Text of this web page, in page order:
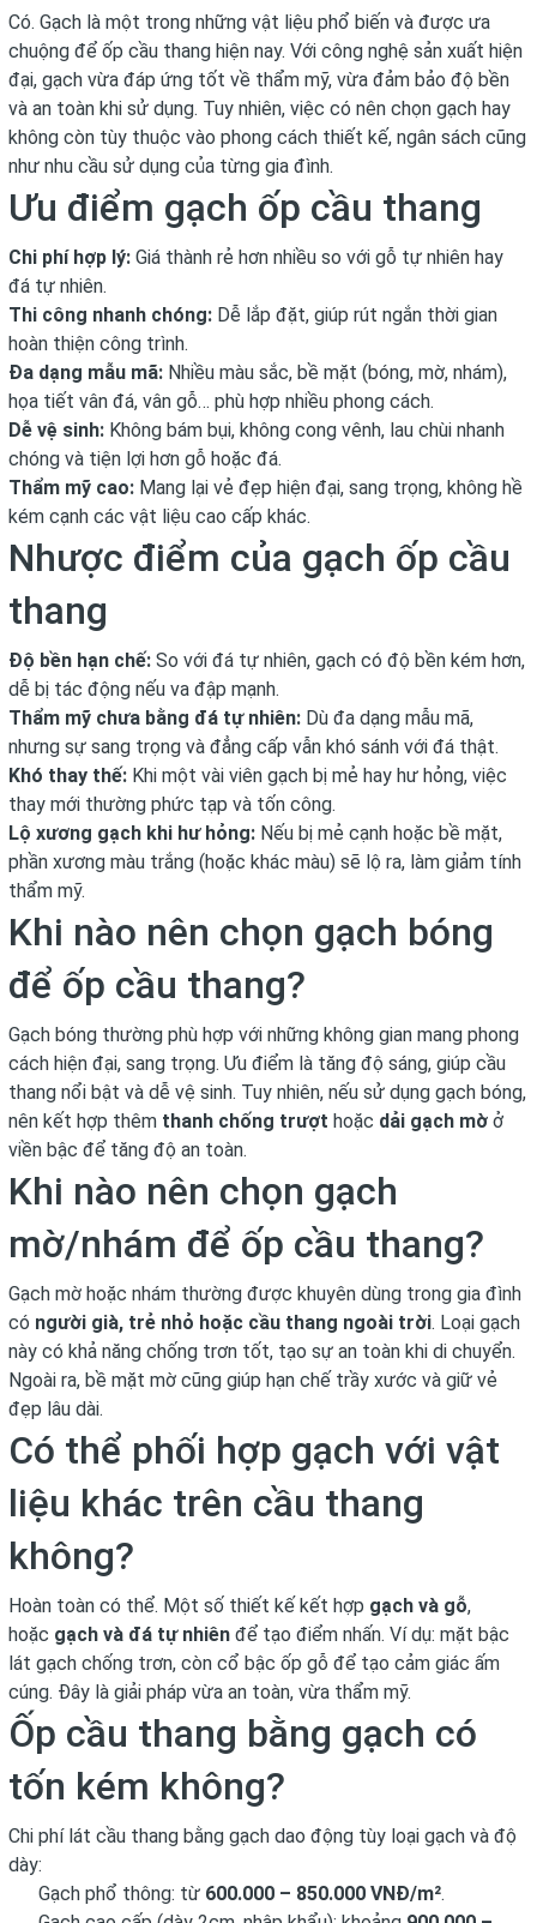
Có. Gạch là một trong những vật liệu phổ biến và được ưa
chuộng để ốp cầu thang hiện nay. Với công nghệ sản xuất hiện
đại, gạch vừa đáp ứng tốt về thẩm mỹ, vừa đảm bảo độ bền
và an toàn khi sử dụng. Tuy nhiên, việc có nên chọn gạch hay
không còn tùy thuộc vào phong cách thiết kế, ngân sách cũng
như nhu cầu sử dụng của từng gia đình.
Ưu điểm gạch ốp cầu thang
Chi phí hợp lý: Giá thành rẻ hơn nhiều so với gỗ tự nhiên hay
đá tự nhiên.
Thi công nhanh chóng: Dễ lắp đặt, giúp rút ngắn thời gian
hoàn thiện công trình.
Đa dạng mẫu mã: Nhiều màu sắc, bề mặt (bóng, mờ, nhám),
họa tiết vân đá, vân gỗ… phù hợp nhiều phong cách.
Dễ vệ sinh: Không bám bụi, không cong vênh, lau chùi nhanh
chóng và tiện lợi hơn gỗ hoặc đá.
Thẩm mỹ cao: Mang lại vẻ đẹp hiện đại, sang trọng, không hề
kém cạnh các vật liệu cao cấp khác.
Nhược điểm của gạch ốp cầu
thang
Độ bền hạn chế: So với đá tự nhiên, gạch có độ bền kém hơn,
dễ bị tác động nếu va đập mạnh.
Thẩm mỹ chưa bằng đá tự nhiên: Dù đa dạng mẫu mã,
nhưng sự sang trọng và đẳng cấp vẫn khó sánh với đá thật.
Khó thay thế: Khi một vài viên gạch bị mẻ hay hư hỏng, việc
thay mới thường phức tạp và tốn công.
Lộ xương gạch khi hư hỏng: Nếu bị mẻ cạnh hoặc bề mặt,
phần xương màu trắng (hoặc khác màu) sẽ lộ ra, làm giảm tính
thẩm mỹ.
Khi nào nên chọn gạch bóng
để ốp cầu thang?
Gạch bóng thường phù hợp với những không gian mang phong
cách hiện đại, sang trọng. Ưu điểm là tăng độ sáng, giúp cầu
thang nổi bật và dễ vệ sinh. Tuy nhiên, nếu sử dụng gạch bóng,
nên kết hợp thêm thanh chống trượt hoặc dải gạch mờ ở
viền bậc để tăng độ an toàn.
Khi nào nên chọn gạch
mờ/nhám để ốp cầu thang?
Gạch mờ hoặc nhám thường được khuyên dùng trong gia đình
có người già, trẻ nhỏ hoặc cầu thang ngoài trời. Loại gạch
này có khả năng chống trơn tốt, tạo sự an toàn khi di chuyển.
Ngoài ra, bề mặt mờ cũng giúp hạn chế trầy xước và giữ vẻ
đẹp lâu dài.
Có thể phối hợp gạch với vật
liệu khác trên cầu thang
không?
Hoàn toàn có thể. Một số thiết kế kết hợp gạch và gỗ,
hoặc gạch và đá tự nhiên để tạo điểm nhấn. Ví dụ: mặt bậc
lát gạch chống trơn, còn cổ bậc ốp gỗ để tạo cảm giác ấm
cúng. Đây là giải pháp vừa an toàn, vừa thẩm mỹ.
Ốp cầu thang bằng gạch có
tốn kém không?
Chi phí lát cầu thang bằng gạch dao động tùy loại gạch và độ
dày:
Gạch phổ thông: từ 600.000 – 850.000 VNĐ/m².